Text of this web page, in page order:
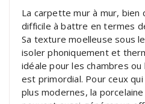
La carpette mur à mur, bien
difficile à battre en termes
Sa texture moelleuse sous
isoler phoniquement et
idéale pour les chambres
est primordial. Pour ceux
plus modernes, la